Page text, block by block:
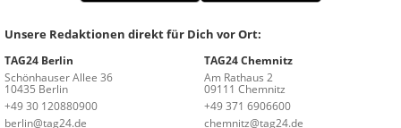
Unsere Redaktionen direkt für Dich vor Ort:
TAG24 Berlin
Schönhauser Allee 36
10435 Berlin
+49 30 120880900
berlin@tag24.de
TAG24 Chemnitz
Am Rathaus 2
09111 Chemnitz
+49 371 6906600
chemnitz@tag24.de